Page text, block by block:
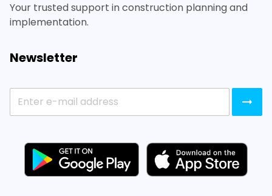
Your trusted support in construction planning and
implementation.
Newsletter